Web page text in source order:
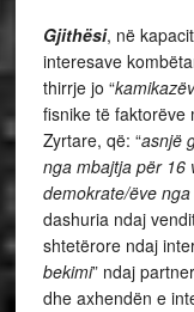
Gjithësi, në
interesave
thirrje jo “
fisnike të faktorëve
Zyrtare, që: “asnjë
nga mbajtja për 16
demokrate/ëve
dashuria ndaj
shtetërore ndaj
bekimi” ndaj
dhe axhendën e